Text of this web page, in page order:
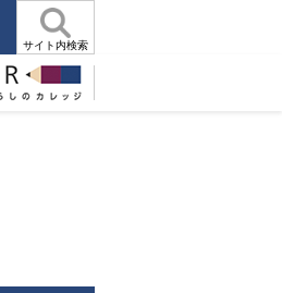
サイト内検索